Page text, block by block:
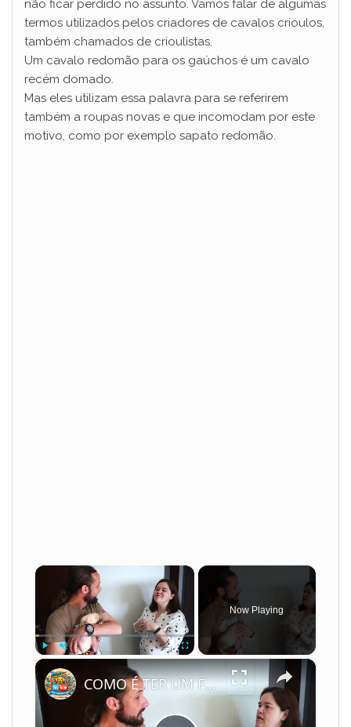
não ficar perdido no assunto. Vamos falar de algumas
termos utilizados pelos criadores de cavalos crioulos,
também chamados de crioulistas.
Um cavalo redomão para os gaúchos é um cavalo
recém domado.
Mas eles utilizam essa palavra para se referirem
também a roupas novas e que incomodam por este
motivo, como por exemplo sapato redomão.
×
Fullscreen
Now Playing
×
COMO É TER UM FURÃO?